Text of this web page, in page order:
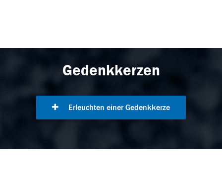
Gedenkkerzen
Erleuchten einer Gedenkkerze